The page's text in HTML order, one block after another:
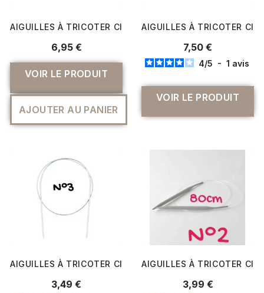
AIGUILLES À TRICOTER CIRCULAIRE FIXES ZING CABLE
6,95 €
VOIR LE PRODUIT
AJOUTER AU PANIER
AIGUILLES À TRICOTER
7,50 €
4/5 - 1 avis
VOIR LE PRODUIT
AIGUILLES À TRICOTER CIRCULAIRES - 80CM - N° 2.50 À
3,49 €
AIGUILLES À TRICOTER
3,99 €